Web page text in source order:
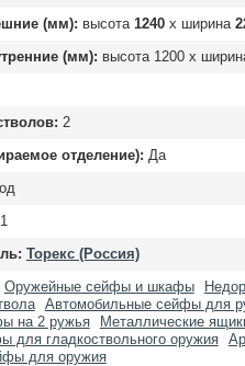
(мм): высота 1240х ширина
(мм): высота 1200х
2
отделение): Да
Торекс (Россия)
Оружейные сейфы и шкафы
Автомобильные сейфы для
на 2 ружья Металлические
для гладкоствольного оружия
для оружия